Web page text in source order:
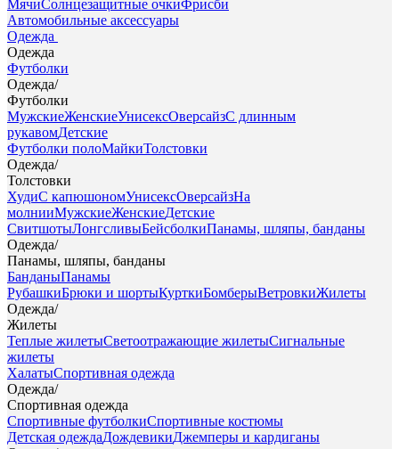
МячиСолнцезащитные очкиФрисби
Автомобильные аксессуары
Одежда
Одежда
Футболки
Одежда/
Футболки
МужскиеЖенскиеУнисексОверсайзС длинным
рукавомДетские
Футболки полоМайкиТолстовки
Одежда/
Толстовки
ХудиС капюшономУнисексОверсайзНа
молнииМужскиеЖенскиеДетские
СвитшотыЛонгсливыБейсболкиПанамы, шляпы, банданы
Одежда/
Панамы, шляпы, банданы
БанданыПанамы
РубашкиБрюки и шортыКурткиБомберыВетровкиЖилеты
Одежда/
Жилеты
Теплые жилетыСветоотражающие жилетыСигнальные
жилеты
ХалатыСпортивная одежда
Одежда/
Спортивная одежда
Спортивные футболкиСпортивные костюмы
Детская одеждаДождевикиДжемперы и кардиганы